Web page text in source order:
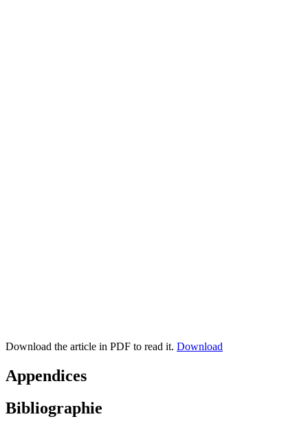
Download the article in PDF to read it. Download
Appendices
Bibliographie